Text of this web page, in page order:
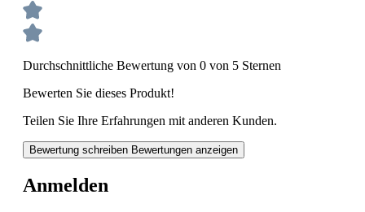
Durchschnittliche Bewertung von 0 von 5 Sternen
Bewerten Sie dieses Produkt!
Teilen Sie Ihre Erfahrungen mit anderen Kunden.
Bewertung schreiben Bewertungen anzeigen
Anmelden